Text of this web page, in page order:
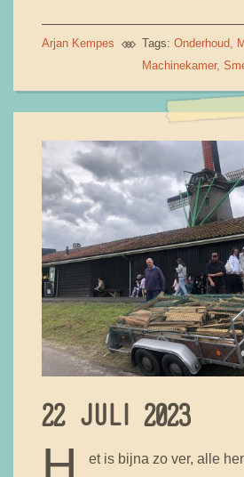
Arjan Kempes Tags: Onderhoud
Machinekamer
22 JULI 2023
et is bijna zo ver, alle